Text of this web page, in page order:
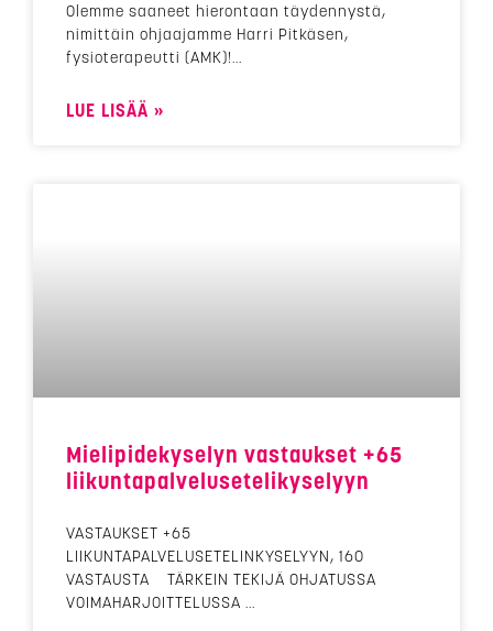
Olemme saaneet hierontaan täydennystä,
nimittäin ohjaajamme Harri Pitkäsen,
fysioterapeutti (AMK)!
LUE LISÄÄ »
Mielipidekyselyn vastaukset +65
liikuntapalvelusetelikyselyyn
VASTAUKSET +65
LIIKUNTAPALVELUSETELINKYSELYYN, 160
VASTAUSTA TÄRKEIN TEKIJÄ OHJATUSSA
VOIMAHARJOITTELUSSA